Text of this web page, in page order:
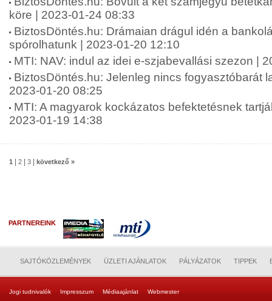
köre | 2023-01-24 08:33
BiztosDöntés.hu: Drámaian drágul idén a
spórolhatunk | 2023-01-20 12:10
MTI: NAV: indul az idei e-szjabevallási szezon |
BiztosDöntés.hu: Jelenleg nincs fogyasztóbarát
2023-01-20 08:25
MTI: A magyarok kockázatos befektetésnek
2023-01-19 14:38
1 2 3 következő »
PARTNEREINK
SAJTÓKÖZLEMÉNYEK ÜZLETI AJÁNLATOK PÁLYÁZATOK TIPPEK
Jogi tudnivalók Impresszum Médiaajánlat Webmester